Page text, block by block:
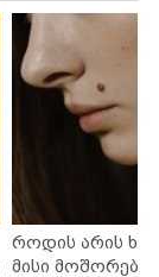
როდის არის
მისი